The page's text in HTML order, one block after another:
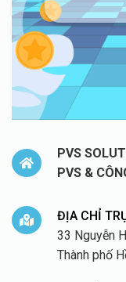
PVS
PVS &
ĐỊA CHỈ
33 Nguyễn
Thành phố